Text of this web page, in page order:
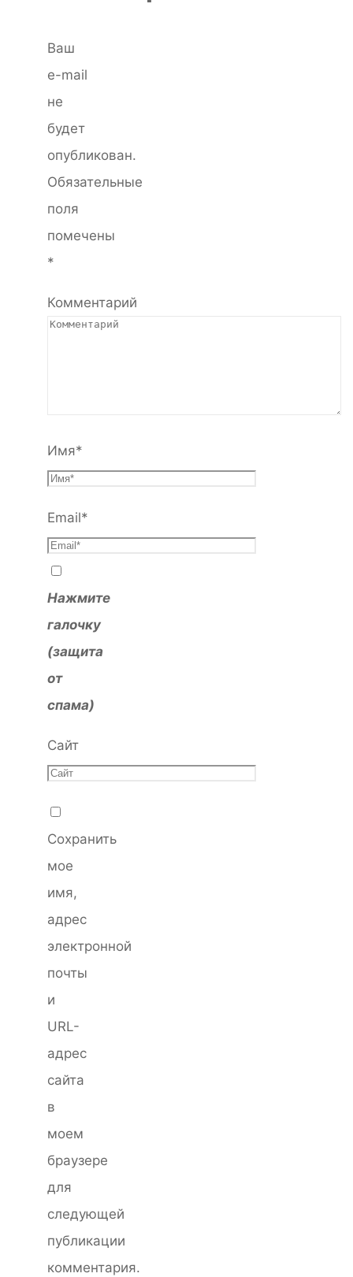
Ваш
e-mail
не
будет
опубликован.
Обязательные
поля
помечены
*
Комментарий
Имя*
Email*
Нажмите
галочку
(защита
от
спама)
Сайт
Сохранить
мое
имя,
адрес
электронной
почты
и
URL-
адрес
сайта
в
моем
браузере
для
следующей
публикации
комментария.